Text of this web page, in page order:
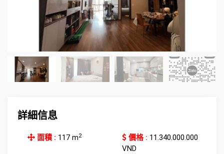
詳細信息
面積 : 117 m2 價格 : 11.340.000.000
VND